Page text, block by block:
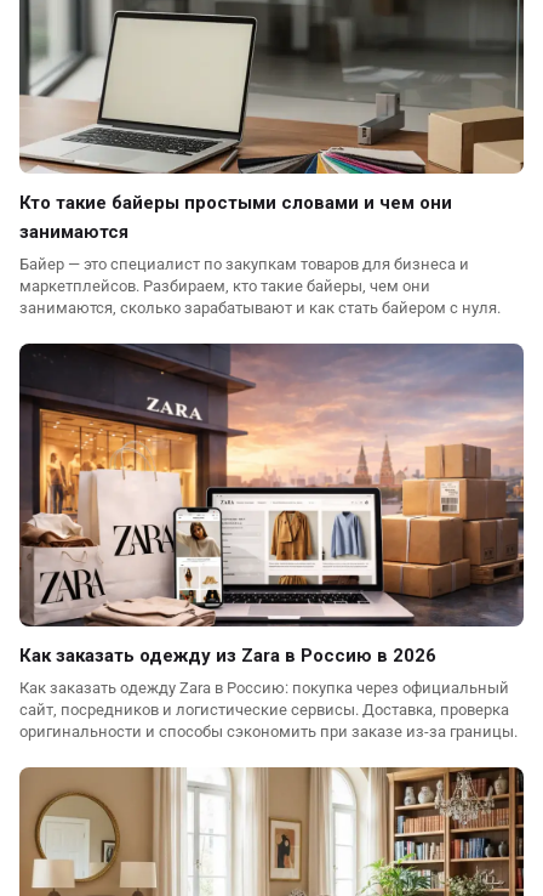
Кто такие байеры простыми словами и чем они
занимаются
Байер — это специалист по закупкам товаров для бизнеса и
маркетплейсов. Разбираем, кто такие байеры, чем они
занимаются, сколько зарабатывают и как стать байером с нуля.
Как заказать одежду из Zara в Россию в 2026
Как заказать одежду Zara в Россию: покупка через официальный
сайт, посредников и логистические сервисы. Доставка, проверка
оригинальности и способы сэкономить при заказе из-за границы.